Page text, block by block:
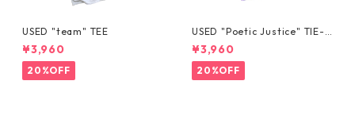
USED "team" TEE
¥3,960
20%OFF
USED "Poetic Justice" TIE-D
YE TEE
¥3,960
20%OFF